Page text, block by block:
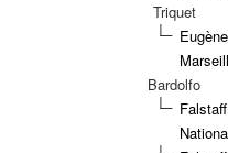
Triquet
Bardolfo